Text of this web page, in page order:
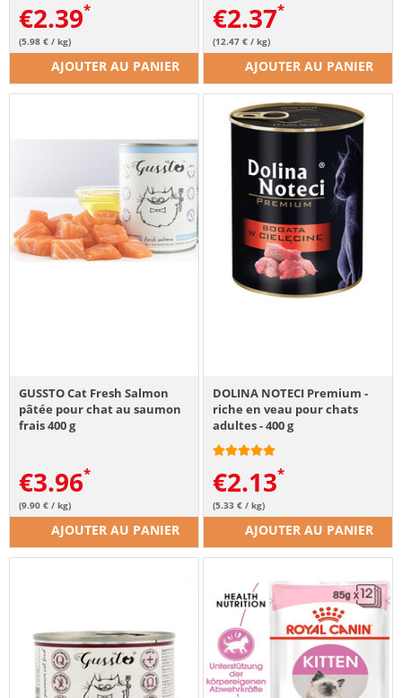
€2.39
(5.98 € / kg)
AJOUTER AU PANIER
€2.37
(12.47 € / kg)
AJOUTER AU PANIER
GUSSTO Cat Fresh Salmon
pâtée pour chat au saumon
frais 400 g
€3.96
(9.90 € / kg)
AJOUTER AU PANIER
DOLINA NOTECI Premium -
riche en veau pour chats
adultes - 400 g
€2.13
(5.33 € / kg)
AJOUTER AU PANIER